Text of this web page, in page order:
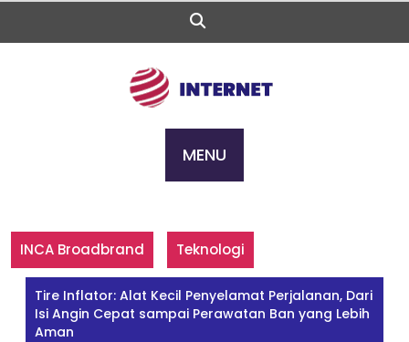
Skip
content
MENU
INCA Broadbrand Teknologi
Tire Inflator: Alat Kecil Penyelamat Perjalanan, Dari
Isi Angin Cepat sampai Perawatan Ban yang Lebih
Aman